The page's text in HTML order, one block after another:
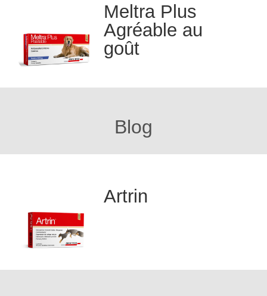
Meltra Plus
Agréable au
goût
Blog
Artrin